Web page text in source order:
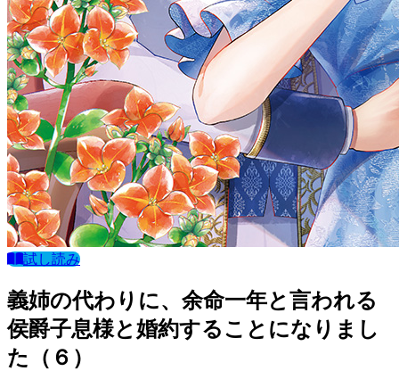
試し読み
義姉の代わりに、余命一年と言われる
侯爵子息様と婚約することになりまし
た（６）